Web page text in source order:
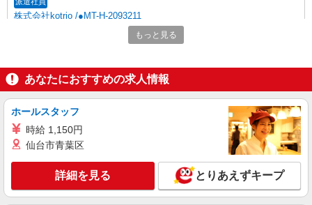
株式会社kotrio /●MT-H-2093211
＜南アルプス市＞病院の看護助手＊日払い
OK！即高収入可♪
通費全支給(ガソリン代含む)＞
南アルプス市内
キープ 詳細を見る
株式会社kotrio /●MT-H-1959590
20代〜50代活躍中！デイサービスの看護師＊
残業なし◎日勤のみ
もっと見る
あなたにおすすめの求人情報
ホールスタッフ
時給 1,150円
仙台市青葉区
詳細を見る とりあえずキープ